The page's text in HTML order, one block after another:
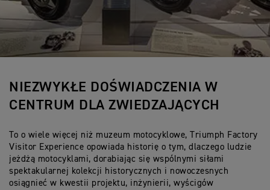
NIEZWYKŁE DOŚWIADCZENIA W
CENTRUM DLA ZWIEDZAJĄCYCH
To o wiele więcej niż muzeum motocyklowe, Triumph Factory
Visitor Experience opowiada historię o tym, dlaczego ludzie
jeżdżą motocyklami, dorabiając się wspólnymi siłami
spektakularnej kolekcji historycznych i nowoczesnych
osiągnieć w kwestii projektu, inżynierii, wyścigów